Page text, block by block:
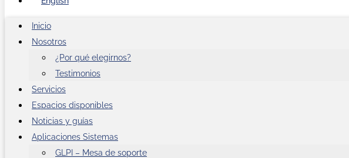
Inicio
Nosotros
¿Por qué elegirnos?
Testimonios
Servicios
Espacios disponibles
Noticias y guías
Aplicaciones Sistemas
GLPI – Mesa de soporte